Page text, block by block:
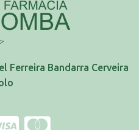
Ferreira Bandarra Cerveira